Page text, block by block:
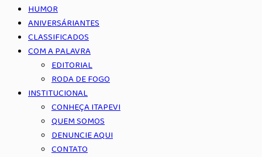
HUMOR
ANIVERSÁRIANTES
CLASSIFICADOS
COM A PALAVRA
EDITORIAL
RODA DE FOGO
INSTITUCIONAL
CONHEÇA ITAPEVI
QUEM SOMOS
DENUNCIE AQUI
CONTATO